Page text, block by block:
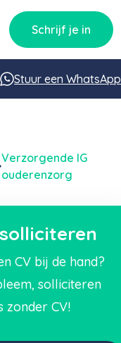
Schrijf je in
Stuur een WhatsApp
Verzorgende IG
ouderenzorg
CV bij de hand?
solliciteren
zonder CV!